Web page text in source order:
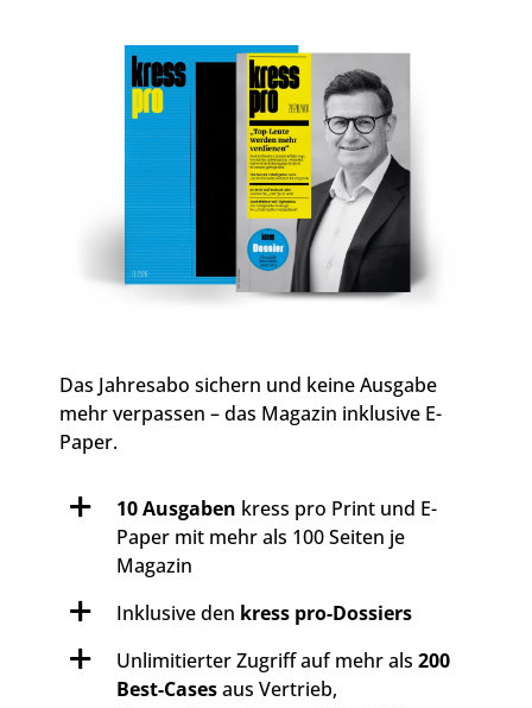
Das Jahresabo sichern und keine Ausgabe
mehr verpassen – das Magazin inklusive E-
Paper.
10 Ausgaben kress pro Print und E-
Paper mit mehr als 100 Seiten je
Magazin
Inklusive den kress pro-Dossiers
Unlimitierter Zugriff auf mehr als 200
Best-Casesaus Vertrieb,